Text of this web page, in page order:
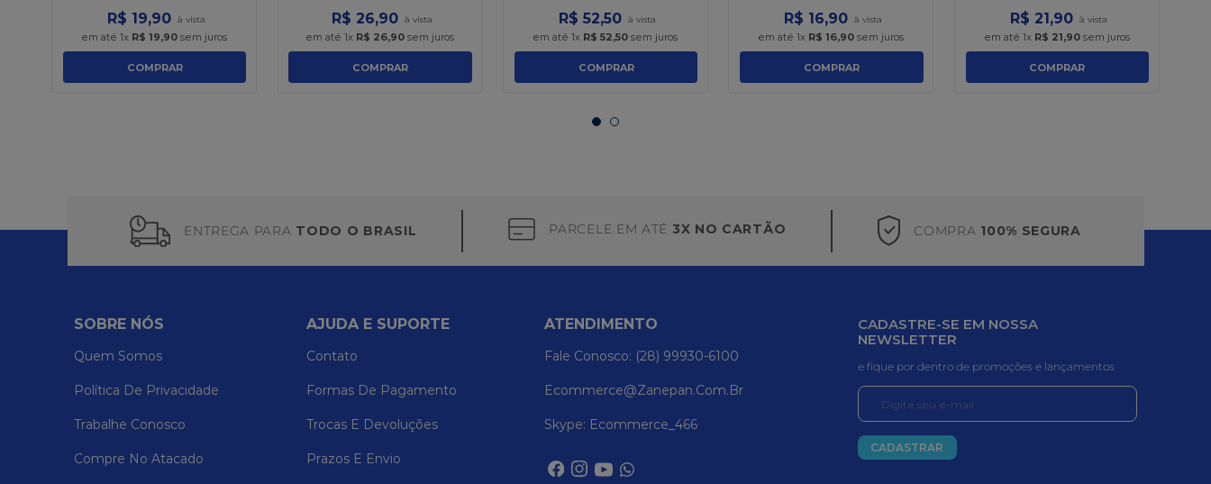
R$ 19,90
em até1x R$ 19,90 sem juros
COMPRAR
R$ 26,90
em até1x R$ 26,90 sem juros
COMPRAR
R$ 52,50
em até1x R$ 52,50 sem juros
COMPRAR
R$ 16,90
em até1x R$ 16,90 sem juros
COMPRAR
R$ 21,90
em até 1x R$ 21,90sem juros
COMPRAR
ENTREGA PARA TODO O BRASIL PARCELE EM ATÉ 3X NO CARTÃO COMPRA 100% SEGURA
SOBRE NÓS
Quem Somos
Política De Privacidade
Trabalhe Conosco
Compre No Atacado
AJUDA E SUPORTE
Contato
Formas De Pagamento
Trocas E Devoluções
Prazos E Envio
ATENDIMENTO
Fale Conosco: (28) 99930-6100
Ecommerce@zanepan.com.br
Skype: Ecommerce_466
CADASTRE-SE EM NOSSA
NEWSLETTER
e fique por dentro de promoções e lançamentos
CADASTRAR